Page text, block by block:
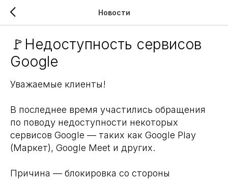
Новости
🚩Недоступность сервисов
Google
Уважаемые клиенты!
В последнее время участились обращения
по поводу недоступности некоторых
сервисов Google — таких как Google Play
(Маркет), Google Meet и других.
Причина — блокировка со стороны